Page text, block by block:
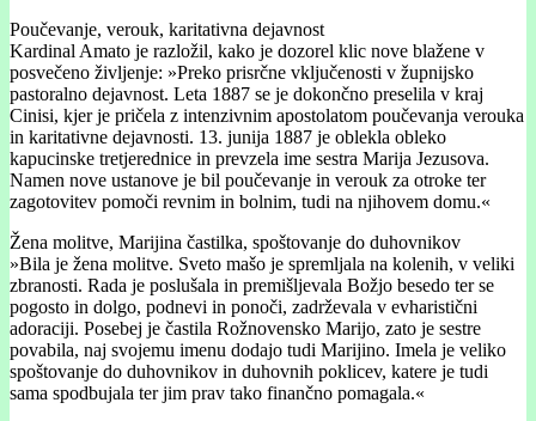
Poučevanje, verouk, karitativna dejavnost
Kardinal Amato je razložil, kako je dozorel klic nove blažene v
posvečeno življenje: »Preko prisrčne vključenosti v župnijsko
pastoralno dejavnost. Leta 1887 se je dokončno preselila v kraj
Cinisi, kjer je pričela z intenzivnim apostolatom poučevanja verouka
in karitativne dejavnosti. 13. junija 1887 je oblekla obleko
kapucinske tretjerednice in prevzela ime sestra Marija Jezusova.
Namen nove ustanove je bil poučevanje in verouk za otroke ter
zagotovitev pomoči revnim in bolnim, tudi na njihovem domu.«
Žena molitve, Marijina častilka, spoštovanje do duhovnikov
»Bila je žena molitve. Sveto mašo je spremljala na kolenih, v veliki
zbranosti. Rada je poslušala in premišljevala Božjo besedo ter se
pogosto in dolgo, podnevi in ponoči, zadrževala v evharistični
adoraciji. Posebej je častila Rožnovensko Marijo, zato je sestre
povabila, naj svojemu imenu dodajo tudi Marijino. Imela je veliko
spoštovanje do duhovnikov in duhovnih poklicev, katere je tudi
sama spodbujala ter jim prav tako finančno pomagala.«